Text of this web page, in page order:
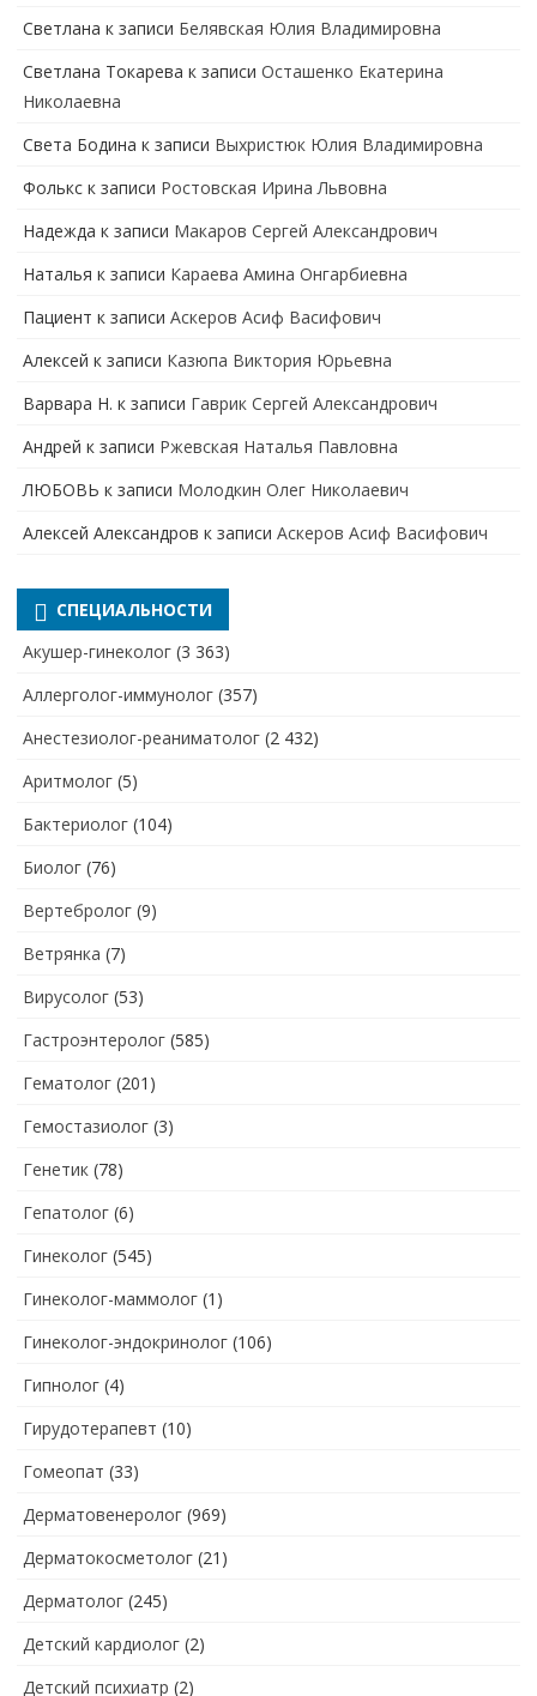
Светлана к записи Белявская Юлия Владимировна
Cветлана Токарева к записи Осташенко Екатерина
Николаевна
Света Бодина к записи Выхристюк Юлия Владимировна
Фолькс к записи Ростовская Ирина Львовна
Надежда к записи Макаров Сергей Александрович
Наталья к записи Караева Амина Онгарбиевна
Пациент к записи Аскеров Асиф Васифович
Алексей к записи Казюпа Виктория Юрьевна
Варвара Н. к записи Гаврик Сергей Александрович
Андрей к записи Ржевская Наталья Павловна
ЛЮБОВЬ к записи Молодкин Олег Николаевич
Алексей Александров к записи Аскеров Асиф Васифович
СПЕЦИАЛЬНОСТИ
Акушер-гинеколог (3 363)
Аллерголог-иммунолог (357)
Анестезиолог-реаниматолог (2 432)
Аритмолог (5)
Бактериолог (104)
Биолог (76)
Вертебролог (9)
Ветрянка (7)
Вирусолог (53)
Гастроэнтеролог (585)
Гематолог (201)
Гемостазиолог (3)
Генетик (78)
Гепатолог (6)
Гинеколог (545)
Гинеколог-маммолог (1)
Гинеколог-эндокринолог (106)
Гипнолог (4)
Гирудотерапевт (10)
Гомеопат (33)
Дерматовенеролог (969)
Дерматокосметолог (21)
Дерматолог (245)
Детский кардиолог (2)
Детский психиатр (2)